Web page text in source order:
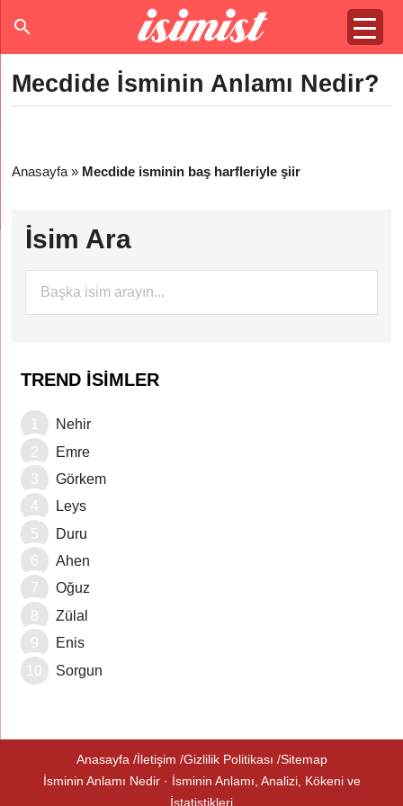
Mecdide İsminin Anlamı Nedir?
Anasayfa » Mecdide isminin baş harfleriyle şiir
İsim Ara
TREND İSIMLER
Nehir
Emre
Görkem
Leys
Duru
Ahen
Oğuz
Zülal
Enis
Sorgun
Anasayfa İletişim Gizlilik Politikası Sitemap
İsminin Anlamı Nedir · İsminin Anlamı, Analizi, Kökeni ve
İstatistikleri